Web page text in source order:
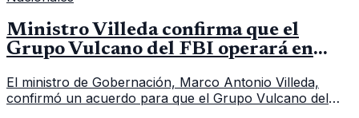
Ministro Villeda confirma que el
Grupo Vulcano del FBI operará en
El ministro de Gobernación, Marco Antonio Villeda,
confirmó un acuerdo para que el Grupo Vulcano del